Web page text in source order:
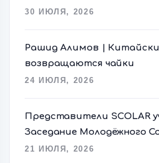
30 ИЮЛЯ, 2026
Рашид Алимов |
возвращаются чайки
24 ИЮЛЯ, 2026
Представители SCOLAR
Заседание Молодёжного
21 ИЮЛЯ, 2026